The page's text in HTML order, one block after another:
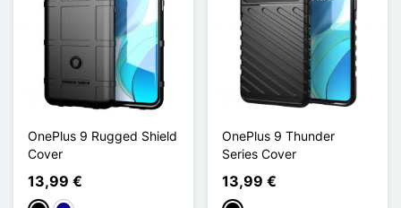
OnePlus 9 Rugged Shield
Cover
13,99 €
OnePlus 9 Thunder
Series Cover
13,99 €